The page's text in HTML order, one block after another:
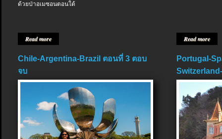
ด้วยป่าอเมซอนตอนใต้
Read more Read more
Chile-Argentina-Brazil ตอนที่ 3 ตอบ
จบ
Portugal-